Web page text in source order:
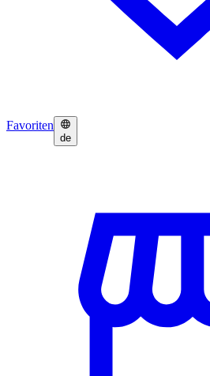
Favoriten
de